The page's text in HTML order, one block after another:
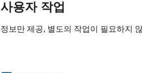
사용자 작업
정보만 제공, 별도의 작업이 필요하지